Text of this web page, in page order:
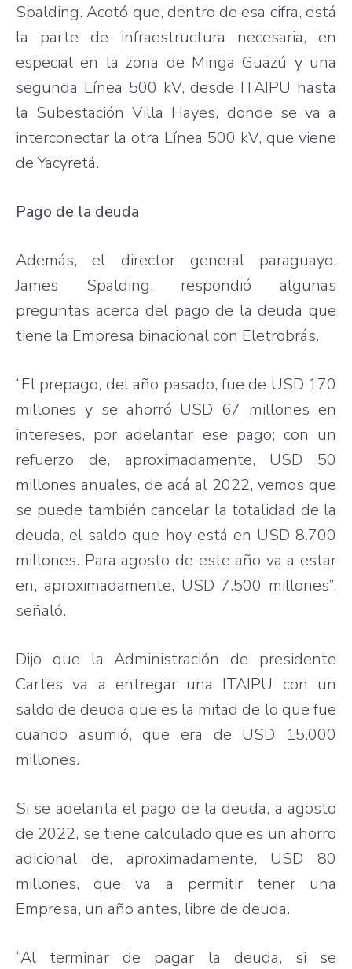
Spalding. Acotó que, dentro de esa cifra, está
la parte de infraestructura necesaria, en
especial en la zona de Minga Guazú y una
segunda Línea 500 kV, desde ITAIPU hasta
la Subestación Villa Hayes, donde se va a
interconectar la otra Línea 500 kV, que viene
de Yacyretá.
Pago de la deuda
Además, el director general paraguayo,
James Spalding, respondió algunas
preguntas acerca del pago de la deuda que
tiene la Empresa binacional con Eletrobrás.
“El prepago, del año pasado, fue de USD 170
millones y se ahorró USD 67 millones en
intereses, por adelantar ese pago; con un
refuerzo de, aproximadamente, USD 50
millones anuales, de acá al 2022, vemos que
se puede también cancelar la totalidad de la
deuda, el saldo que hoy está en USD 8.700
millones. Para agosto de este año va a estar
en, aproximadamente, USD 7.500 millones”,
señaló.
Dijo que la Administración de presidente
Cartes va a entregar una ITAIPU con un
saldo de deuda que es la mitad de lo que fue
cuando asumió, que era de USD 15.000
millones.
Si se adelanta el pago de la deuda, a agosto
de 2022, se tiene calculado que es un ahorro
adicional de, aproximadamente, USD 80
millones, que va a permitir tener una
Empresa, un año antes, libre de deuda.
“Al terminar de pagar la deuda, si se